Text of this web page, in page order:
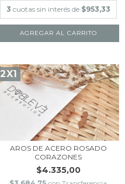
3 cuotas sin interés de $953,33
2X1
AROS DE ACERO ROSADO
CORAZONES
$4.335,00